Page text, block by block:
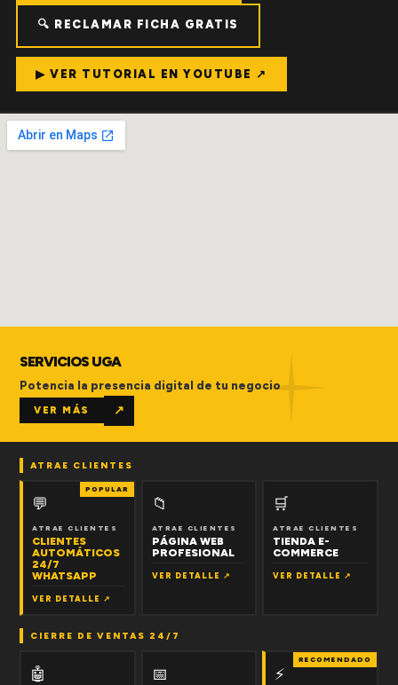
🔍 RECLAMAR FICHA GRATIS
▶ VER TUTORIAL EN YOUTUBE ↗
SERVICIOS UGA
Potencia la presencia digital de tu negocio
VER MÁS ↗
ATRAE CLIENTES
POPULAR
💬
ATRAE CLIENTES
CLIENTES
AUTOMÁTICOS
24/7
WHATSAPP
VER DETALLE ↗
📁
ATRAE CLIENTES
PÁGINA WEB
PROFESIONAL
VER DETALLE ↗
🛒
ATRAE CLIENTES
TIENDA E-
COMMERCE
VER DETALLE ↗
CIERRE DE VENTAS 24/7
🤖 📅
RECOMENDADO
⚡